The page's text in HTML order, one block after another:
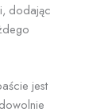
dodając
jest